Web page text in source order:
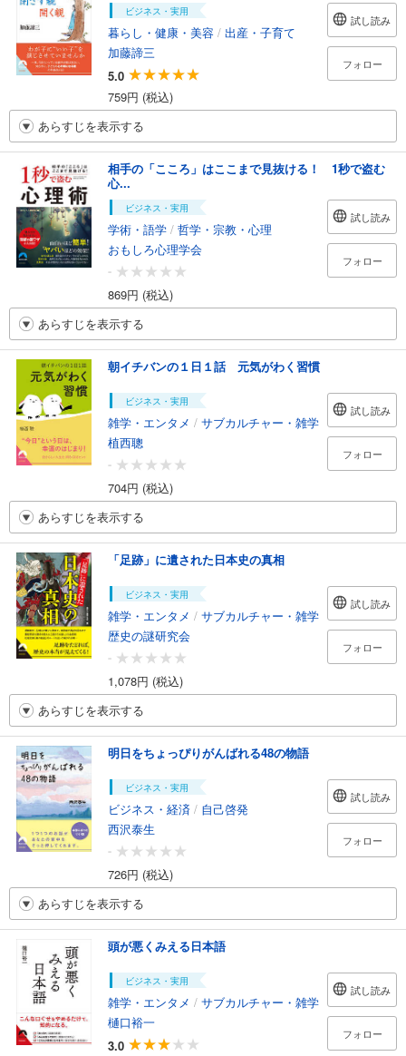
ビジネス・実用
暮らし・健康・美容 / 出産・子育て
加藤諦三
5.0
759円 (税込)
試し読み
フォロー
あらすじを表示する
相手の「こころ」はここまで見抜ける！ 1秒で盗む
心...
ビジネス・実用
学術・語学 / 哲学・宗教・心理
おもしろ心理学会
-
869円 (税込)
試し読み
フォロー
あらすじを表示する
朝イチバンの１日１話 元気がわく習慣
ビジネス・実用
雑学・エンタメ / サブカルチャー・雑学
植西聰
-
704円 (税込)
試し読み
フォロー
あらすじを表示する
「足跡」に遺された日本史の真相
ビジネス・実用
雑学・エンタメ / サブカルチャー・雑学
歴史の謎研究会
-
1,078円 (税込)
試し読み
フォロー
あらすじを表示する
明日をちょっぴりがんばれる48の物語
ビジネス・実用
ビジネス・経済 / 自己啓発
西沢泰生
-
726円 (税込)
試し読み
フォロー
あらすじを表示する
頭が悪くみえる日本語
ビジネス・実用
雑学・エンタメ / サブカルチャー・雑学
樋口裕一
3.0
試し読み
フォロー